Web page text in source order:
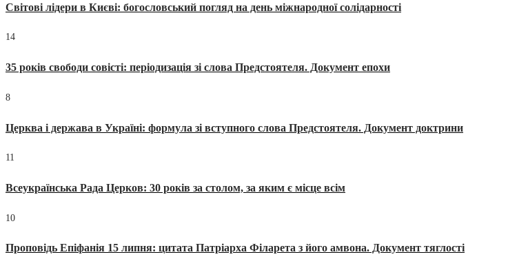
Світові лідери в Києві: богословський погляд на день міжнародної солідарності
14
35 років свободи совісті: періодизація зі слова Предстоятеля. Документ епохи
8
Церква і держава в Україні: формула зі вступного слова Предстоятеля. Документ доктрини
11
Всеукраїнська Рада Церков: 30 років за столом, за яким є місце всім
10
Проповідь Епіфанія 15 липня: цитата Патріарха Філарета з його амвона. Документ тяглості